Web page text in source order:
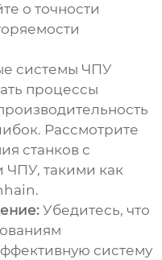
о точности
системы ЧПУ
процессы
Рассмотрите
станков с
такими как
Убедитесь, что
систему